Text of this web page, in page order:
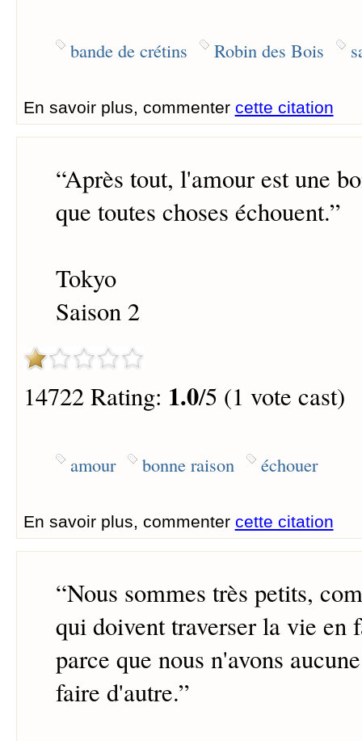
bande de crétins Robin des Bois
En savoir plus, commenter cette citation
“Après tout, l'amour est une
que toutes choses échouent.”
Tokyo
Saison 2
14722 Rating: 1.0/5 (1 vote cast)
amour bonne raison échouer
En savoir plus, commenter cette citation
“Nous sommes très petits,
qui doivent traverser la vie en
parce que nous n'avons
faire d'autre.”